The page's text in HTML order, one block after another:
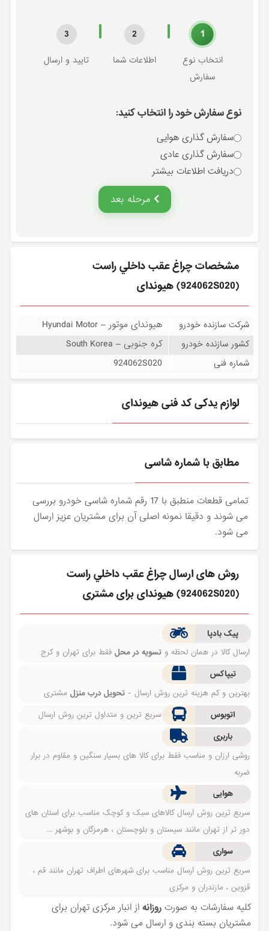
1
انتخاب نوع
سفارش
2
اطلاعات شما
3
تایید و ارسال
نوع سفارش خود را انتخاب کنید:
سفارش گذاری هوایی
سفارش گذاری عادی
دریافت اطلاعات بیشتر
مرحله بعد
مشخصات چراغ عقب داخلي راست
(924062S020) هیوندای
شرکت سازنده خودرو هیوندای موتور – Hyundai Motor
کشور سازنده خودرو کره جنوبی – South Korea
شماره فنی 924062S020
لوازم یدکی کد فنی هیوندای
مطابق با شماره شاسی
تمامی قطعات منطبق با 17 رقم شماره شاسی خودرو بررسی
می شوند و دقیقا نمونه اصلی آن برای مشتریان عزیز ارسال
می شود.
روش های ارسال چراغ عقب داخلي راست
(924062S020) هیوندای برای مشتری
پیک بادپا
ارسال کالا در همان لحظه وتسویه در محل فقط برای تهران و کرج
تیپاکس
بهترین و کم هزینه ترین روش ارسال -تحویل درب منزل مشتری
اتوبوس
سریع ترین و متداول ترین روش ارسال
باربری
روشی ارزان و مناسب فقط برای کالا های بسیار سنگین و مقاوم در برار
ضربه
هوایی
سریع ترین روش ارسال کالاهای سبک و کوچک مناسب برای استان های
دور تر از تهران مانند سیستان و بلوچستان ، هرمزگان و بوشهر ...
سواری
سریع ترین روش ارسال مناسب برای شهرهای اطراف تهران مانند قم ،
قزوین ، مازندران و مرکزی
کلیه سفارشات به صورتروزانه از انبار مرکزی تهران برای
مشتریان بسته بندی و ارسال می شود.